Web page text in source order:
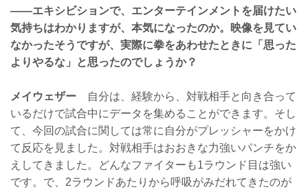
——エキシビションで、エンターテインメントを届けたい
気持ちはわかりますが、本気になったのか。映像を見てい
なかったそうですが、実際に拳をあわせたときに「思った
よりやるな」と思ったのでしょうか？
メイウェザー 自分は、経験から、対戦相手と向き合って
いるだけで試合中にデータを集めることができます。そし
て、今回の試合に関しては常に自分がプレッシャーをかけ
て反応を見ました。対戦相手はおおきな力強いパンチをか
えしてきました。どんなファイターも1ラウンド目は強い
です。で、2ラウンドあたりから呼吸がみだれてきたのが